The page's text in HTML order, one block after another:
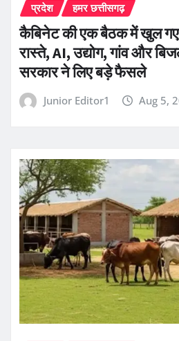
प्रदेश हमर छत्तीसगढ़
कैबिनेट की एक बैठक में खुल
रास्ते, AI, उद्योग, गांव और
सरकार ने लिए बड़े फैसले
Junior Editor1 Aug 5,